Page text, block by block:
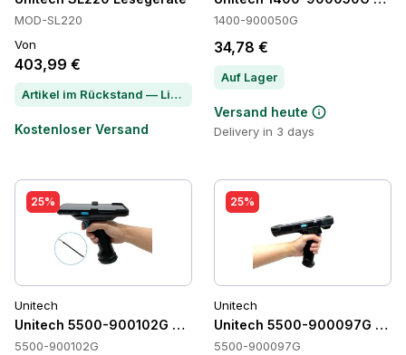
MOD-SL220
Von
403,99 €
Artikel im Rückstand — Lieferzeit per Chat erfragen
Kostenloser Versand
1400-900050G
34,78 €
Auf Lager
Versand heute
Delivery in 3 days
25%
Unitech
Unitech 5500-900102G Accessories
5500-900102G
25%
Unitech
Unitech 5500-900097G
5500-900097G